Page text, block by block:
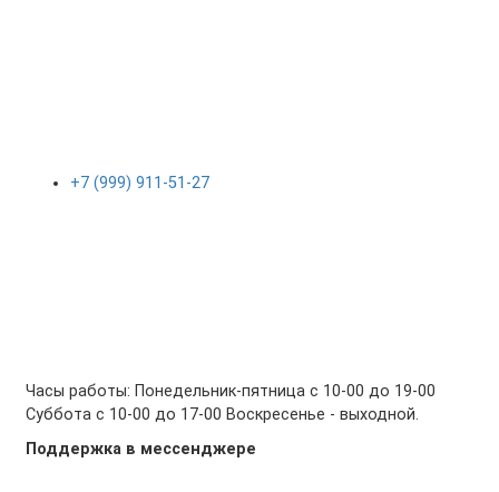
+7 (999) 911-51-27
Часы работы: Понедельник-пятница с 10-00 до 19-00
Суббота с 10-00 до 17-00 Воскресенье - выходной.
Поддержка в мессенджере